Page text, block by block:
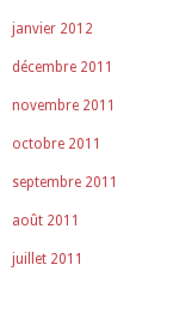
janvier 2012
décembre 2011
novembre 2011
octobre 2011
septembre 2011
août 2011
juillet 2011